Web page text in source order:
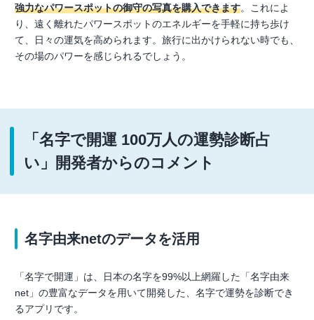
強力なパワースポットの御守の写真を購入できます。これによ
り、遠く離れたパワースポットのエネルギーを手軽に持ち歩け
て、日々の運気を高められます。旅行に出かけられない時でも、
その場のパワーを感じられるでしょう。
「名字で開運 100万人の運勢診断占
い」開発者からのコメント
名字由来netのデータを活用
「名字で開運」は、日本の名字を99%以上網羅した「名字由来
net」の豊富なデータを用いて開発した、名字で運勢を診断でき
るアプリです。